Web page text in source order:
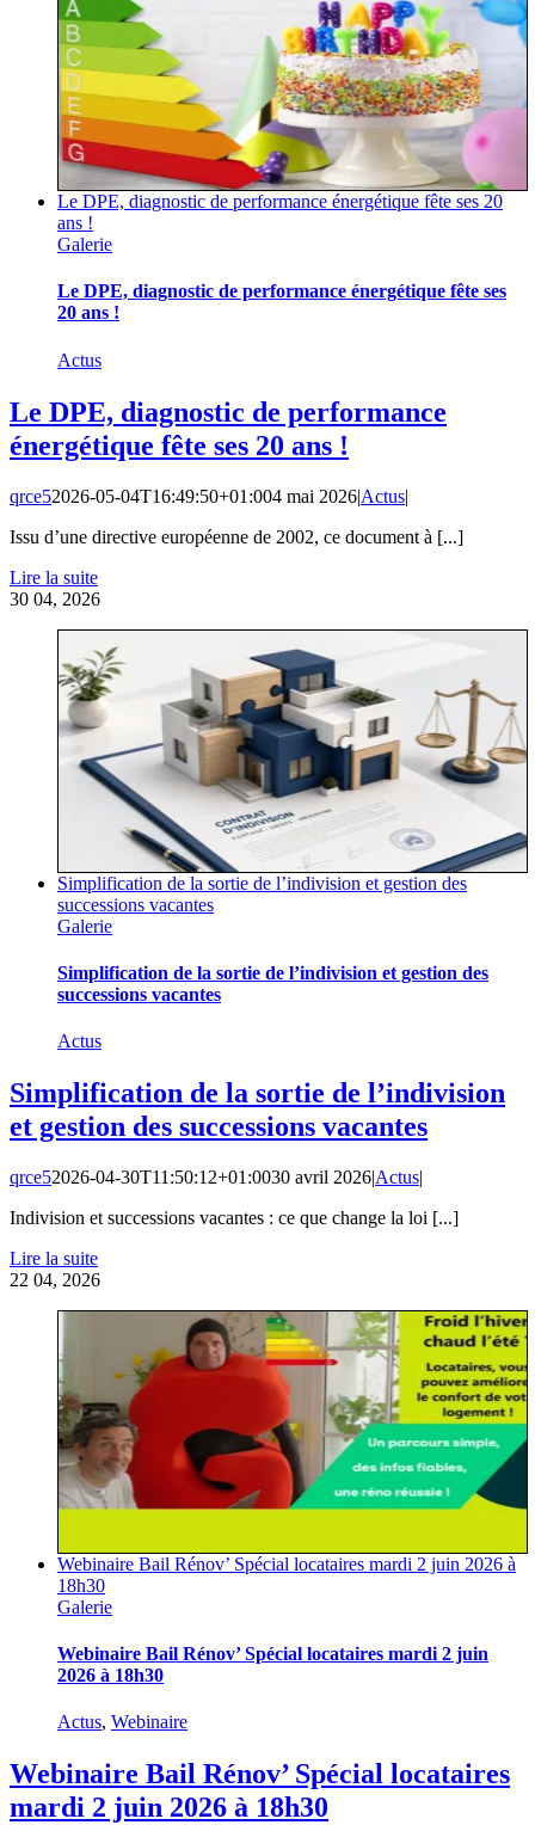
Le DPE, diagnostic de performance énergétique fête ses 20
ans !
Galerie
Le DPE, diagnostic de performance énergétique fête ses
20 ans !
Actus
Le DPE, diagnostic de performance
énergétique fête ses 20 ans !
qrce52026-05-04T16:49:50+01:004 mai 2026|Actus|
Issu d’une directive européenne de 2002, ce document à [...]
Lire la suite
30 04, 2026
Simplification de la sortie de l’indivision et gestion des
successions vacantes
Galerie
Simplification de la sortie de l’indivision et gestion des
successions vacantes
Actus
Simplification de la sortie de l’indivision
et gestion des successions vacantes
qrce52026-04-30T11:50:12+01:0030 avril 2026|Actus|
Indivision et successions vacantes : ce que change la loi [...]
Lire la suite
22 04, 2026
Webinaire Bail Rénov’ Spécial locataires mardi 2 juin 2026 à
18h30
Galerie
Webinaire Bail Rénov’ Spécial locataires mardi 2 juin
2026 à 18h30
Actus, Webinaire
Webinaire Bail Rénov’ Spécial locataires
mardi 2 juin 2026 à 18h30